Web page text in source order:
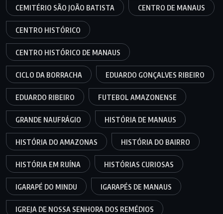
CEMITÉRIO SÃO JOÃO BATISTA CENTRO DE MANAUS
CENTRO HISTÓRICO
CENTRO HISTÓRICO DE MANAUS
CICLO DA BORRACHA EDUARDO GONÇALVES RIBEIRO
EDUARDO RIBEIRO FUTEBOL AMAZONENSE
GRANDE NAUFRÁGIO HISTÓRIA DE MANAUS
HISTÓRIA DO AMAZONAS HISTÓRIA DO BAIRRO
HISTÓRIA EM RUÍNA HISTÓRIAS CURIOSAS
IGARAPÉ DO MINDU IGARAPÉS DE MANAUS
IGREJA DE NOSSA SENHORA DOS REMÉDIOS